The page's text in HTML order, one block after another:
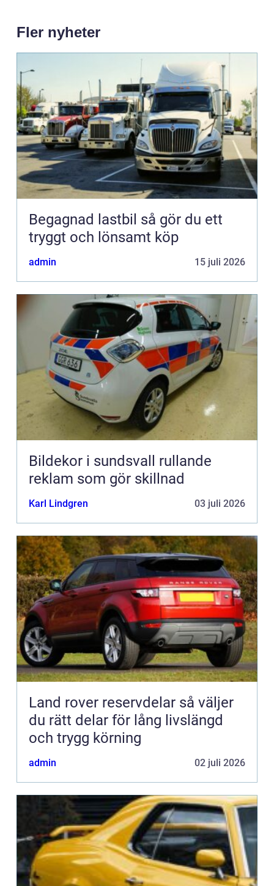
Fler nyheter
Begagnad lastbil så gör du ett
tryggt och lönsamt köp
admin 15 juli 2026
Bildekor i sundsvall rullande
reklam som gör skillnad
Karl Lindgren 03 juli 2026
Land rover reservdelar så väljer
du rätt delar för lång livslängd
och trygg körning
admin 02 juli 2026